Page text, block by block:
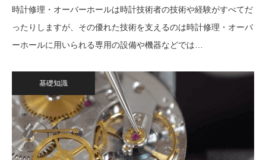
時計修理・オーバーホールは時計技術者の技術や経験がすべてだ
ったりしますが、その優れた技術を支えるのは時計修理・オーバ
ーホールに用いられる専用の設備や機器などでは…
基礎知識